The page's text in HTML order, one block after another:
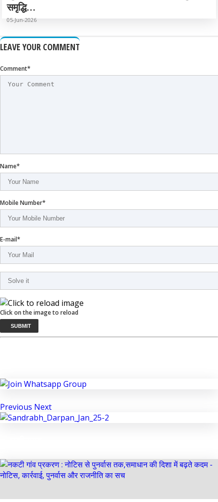
समृद्धि…
05-Jun-2026
LEAVE YOUR COMMENT
Comment*
Name*
Mobile Number*
E-mail*
Click on the image to reload
SUBMIT
Previous Next